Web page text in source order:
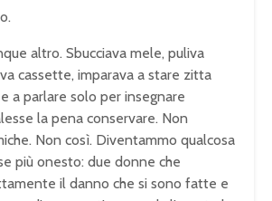
altro. Sbucciava mele, puliva
cassette, imparava a stare zitta
a parlare solo per insegnare
la pena conservare. Non
Non così. Diventammo qualcosa
più onesto: due donne che
il danno che si sono fatte e